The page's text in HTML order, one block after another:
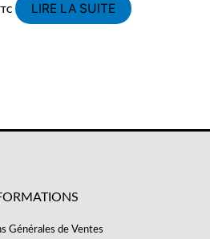
LIRE LA SUITE
Générales de Ventes